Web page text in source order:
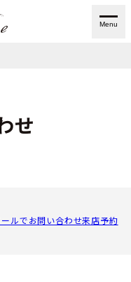
Menu
せ
ールでお問い合わせ来店予約